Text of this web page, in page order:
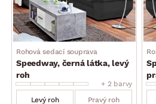
Rohová sedací souprava
Speedway, černá látka, levý
roh
+ 2 barvy
Levý roh
Pravý roh